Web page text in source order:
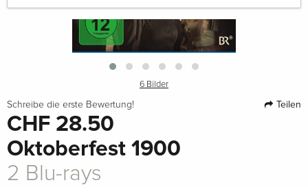
6 Bilder
Schreibe die erste Bewertung! Teilen
CHF 28.50
Oktoberfest 1900
2 Blu-rays